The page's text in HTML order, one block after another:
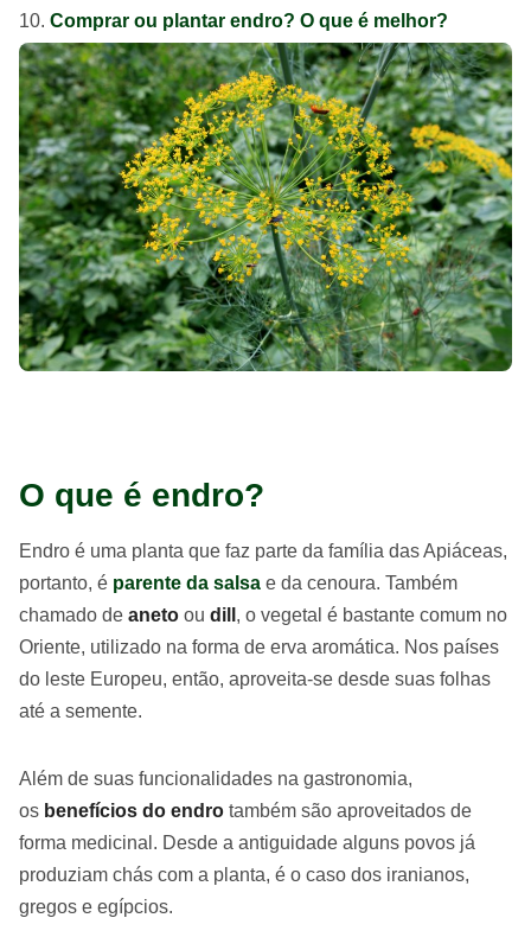
Comprar ou plantar endro? O que é melhor?
O que é endro?
Endro é uma planta que faz parte da família das Apiáceas,
portanto, é parente da salsa e da cenoura. Também
chamado de aneto ou dill , o vegetal é bastante comum no
Oriente, utilizado na forma de erva aromática. Nos países
do leste Europeu, então, aproveita-se desde suas folhas
até a semente.
Além de suas funcionalidades na gastronomia,
os benefícios do endro também são aproveitados de
forma medicinal. Desde a antiguidade alguns povos já
produziam chás com a planta, é o caso dos iranianos,
gregos e egípcios.